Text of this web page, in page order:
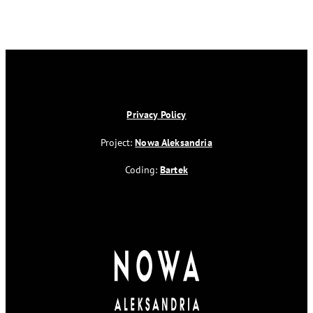
Privacy Policy
Project:Nowa Aleksandria
Coding:Bartek